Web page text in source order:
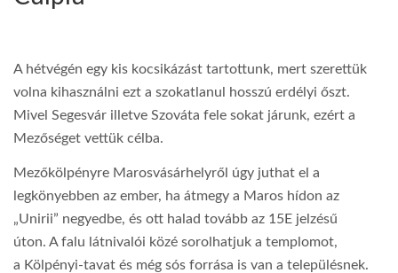
A hétvégén egy kis kocsikázást tartottunk, mert szerettük
volna kihasználni ezt a szokatlanul hosszú erdélyi őszt.
Mivel Segesvár illetve Szováta fele sokat járunk, ezért a
Mezőséget vettük célba.
Mezőkölpényre Marosvásárhelyről úgy juthat el a
legkönyebben az ember, ha átmegy a Maros hídon az
„Unirii” negyedbe, és ott halad tovább az 15E jelzésű
úton. A falu látnivalói közé sorolhatjuk a templomot,
a Kölpényi-tavat és még sós forrása is van a településnek.